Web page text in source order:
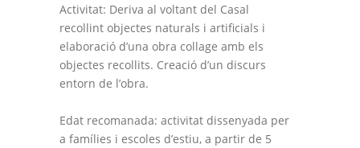
Activitat: Deriva al voltant del Casal
recollint objectes naturals i artificials i
elaboració d’una obra collage amb els
objectes recollits. Creació d’un discurs
entorn de l’obra.
Edat recomanada: activitat dissenyada per
a famílies i escoles d’estiu, a partir de 5